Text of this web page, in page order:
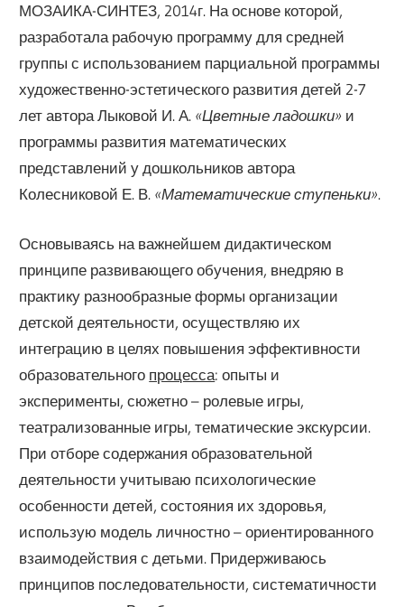
МОЗАИКА-СИНТЕЗ, 2014г. На основе которой,
разработала рабочую программу для средней
группы с использованием парциальной программы
художественно-эстетического развития детей 2-7
лет автора Лыковой И. А. «Цветные ладошки» и
программы развития математических
представлений у дошкольников автора
Колесниковой Е. В. «Математические ступеньки».
Основываясь на важнейшем дидактическом
принципе развивающего обучения, внедряю в
практику разнообразные формы организации
детской деятельности, осуществляю их
интеграцию в целях повышения эффективности
образовательного процесса: опыты и
эксперименты, сюжетно – ролевые игры,
театрализованные игры, тематические экскурсии.
При отборе содержания образовательной
деятельности учитываю психологические
особенности детей, состояния их здоровья,
использую модель личностно – ориентированного
взаимодействия с детьми. Придерживаюсь
принципов последовательности, систематичности